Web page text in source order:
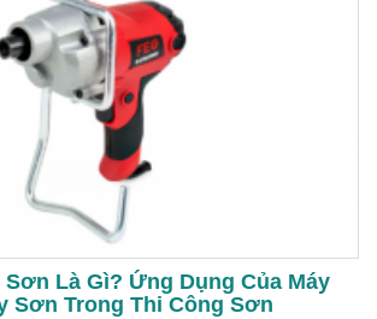
Sơn Là Gì? Ứng Dụng Của Máy
Sơn Trong Thi Công Sơn